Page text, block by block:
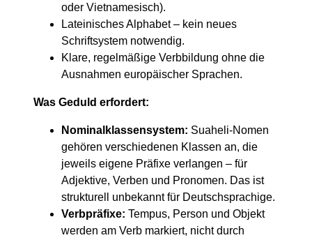
oder Vietnamesisch).
Lateinisches Alphabet – kein neues
Schriftsystem notwendig.
Klare, regelmäßige Verbbildung ohne die
Ausnahmen europäischer Sprachen.
Was Geduld erfordert:
Nominalklassensystem: Suaheli-Nomen
gehören verschiedenen Klassen an, die
jeweils eigene Präfixe verlangen – für
Adjektive, Verben und Pronomen. Das ist
strukturell unbekannt für Deutschsprachige.
Verbpräfixe: Tempus, Person und Objekt
werden am Verb markiert, nicht durch